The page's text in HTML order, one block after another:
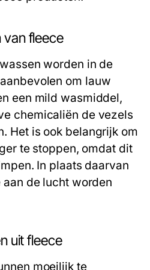
van fleece
worden in de
om lauw
een mild wasmiddel,
chemicaliën de vezels
Het is ook belangrijk om
te stoppen, omdat dit
In plaats daarvan
de lucht worden
uit fleece
moeilijk te